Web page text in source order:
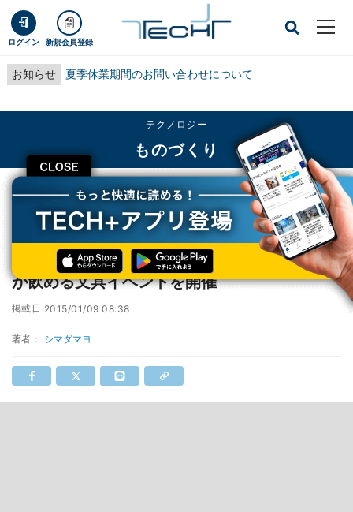
ログイン 新規会員登録
お知らせ 夏季休業期間のお問い合わせについて
CLOSE
テクノロジー
ものづくり
TECH+ テクノロジー
ものづくり
東京都・表参道で万年筆のインク風カクテルが飲める文具イベントを開催
東京都・表参道で万年筆のインク風カクテル
が飲める文具イベントを開催
掲載日 2015/01/09 08:38
著者： シマダマヨ